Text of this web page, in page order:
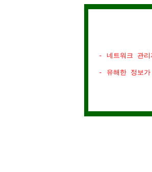
- 네트워크 관리
- 유해한 정보가